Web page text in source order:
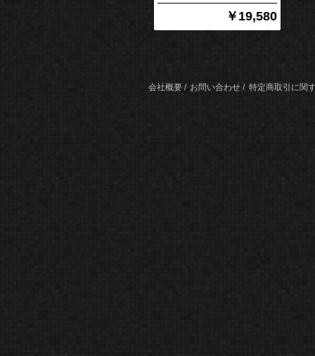
￥19,580
会社概要 お問い合わせ 特定商取引に関